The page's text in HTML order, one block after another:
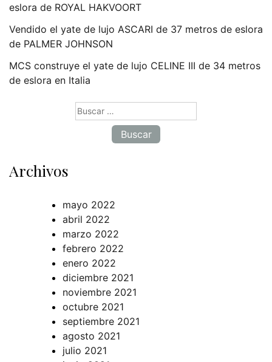
eslora de ROYAL HAKVOORT
Vendido el yate de lujo ASCARI de 37 metros de eslora
de PALMER JOHNSON
MCS construye el yate de lujo CELINE III de 34 metros
de eslora en Italia
Archivos
mayo 2022
abril 2022
marzo 2022
febrero 2022
enero 2022
diciembre 2021
noviembre 2021
octubre 2021
septiembre 2021
agosto 2021
julio 2021